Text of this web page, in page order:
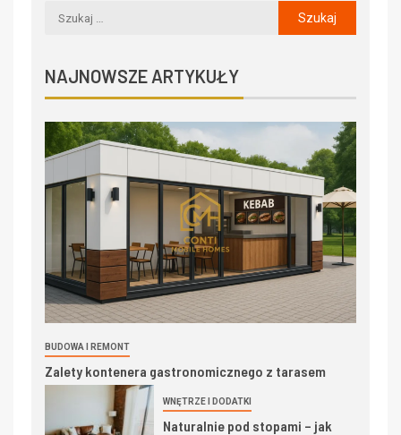
NAJNOWSZE ARTYKUŁY
BUDOWA I REMONT
Zalety kontenera gastronomicznego z tarasem
WNĘTRZE I DODATKI
Naturalnie pod stopami – jak